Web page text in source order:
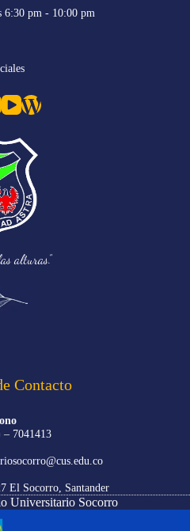
6:30 pm - 10:00 pm
alturas.”
Contacto
– 7041413
El Socorro, Santander
Universitario Socorro